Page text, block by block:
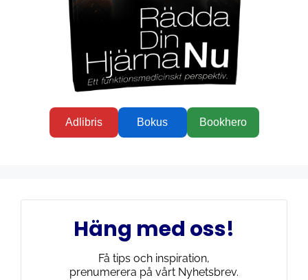
Adlibris Bokus Bookhero
Häng med oss!
Få tips och inspiration,
prenumerera på vårt Nyhetsbrev.